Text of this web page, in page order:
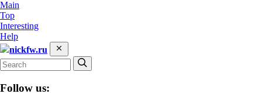
Main
Top
Interesting
Help
nickfw.ru
Follow us: